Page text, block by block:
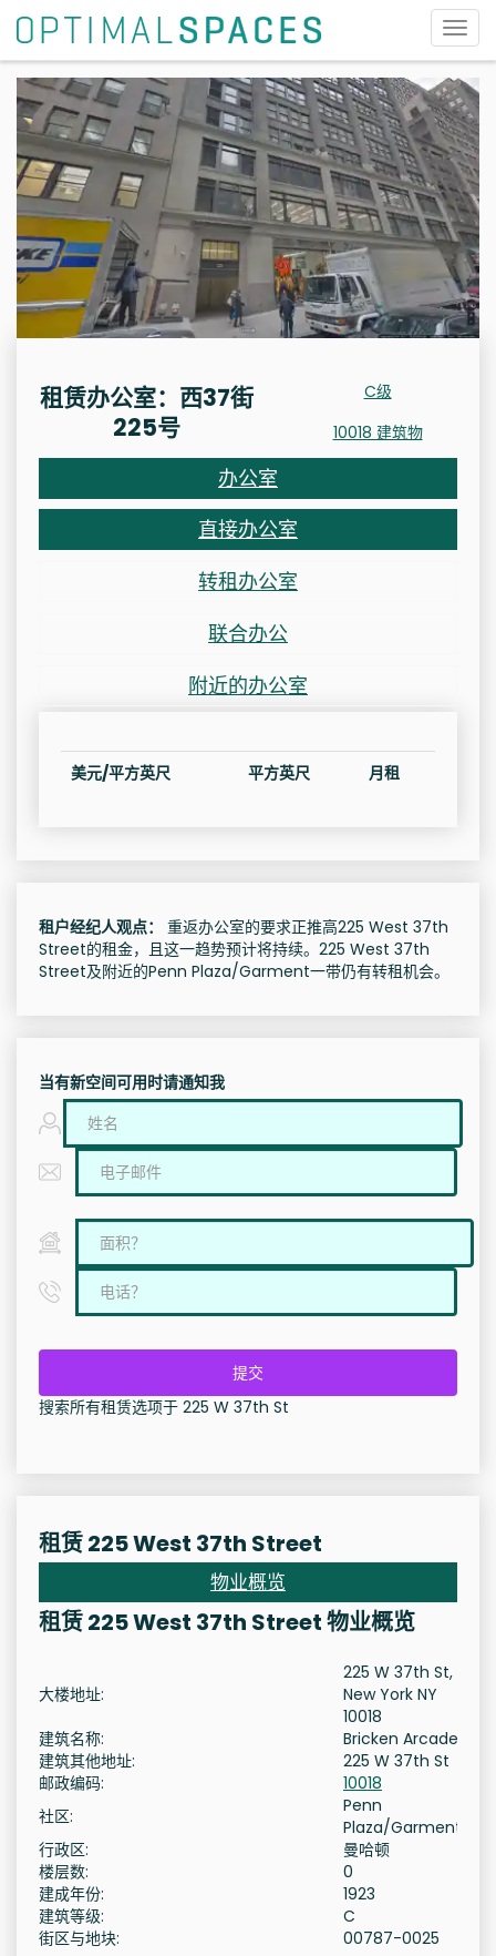
切
换
导
航
租赁办公室：西37街
225号
C级
10018 建筑物
办公室
直接办公室
转租办公室
联合办公
附近的办公室
美元/平方英尺 平方英尺 月租
租户经纪人观点：
重返办公室的要求正推高225 West 37th
Street的租金，且这一趋势预计将持续。225 West 37th
Street及附近的Penn Plaza/Garment一带仍有转租机会。
当有新空间可用时请通知我
提交
搜索所有租赁选项于 225 W 37th St
租赁 225 West 37th Street
物业概览
租赁 225 West 37th Street 物业概览
大楼地址:
225 W 37th St,
New York NY
10018
建筑名称:
Bricken Arcade
建筑其他地址:
225 W 37th St
邮政编码:
10018
社区:
Penn
Plaza/Garment
行政区:
曼哈顿
楼层数:
0
建成年份:
1923
建筑等级:
C
街区与地块:
00787-0025